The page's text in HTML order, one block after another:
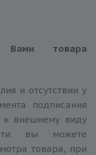
Вами товара
и отсутствии у
подписания
к внешнему виду
вы можете
товара, при